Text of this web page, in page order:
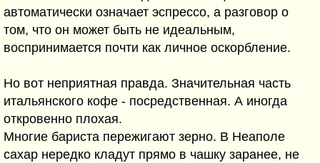
автоматически означает эспрессо, а разговор о
том, что он может быть не идеальным,
воспринимается почти как личное оскорбление.
Но вот неприятная правда. Значительная часть
итальянского кофе - посредственная. А иногда
откровенно плохая.
Многие бариста пережигают зерно. В Неаполе
сахар нередко кладут прямо в чашку заранее, не